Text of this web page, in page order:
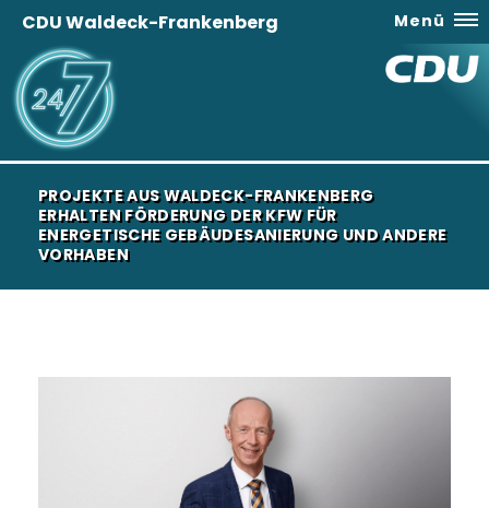
CDU Waldeck-Frankenberg Menü
PROJEKTE AUS WALDECK-FRANKENBERG
ERHALTEN FÖRDERUNG DER KFW FÜR
ENERGETISCHE GEBÄUDESANIERUNG UND ANDERE
VORHABEN